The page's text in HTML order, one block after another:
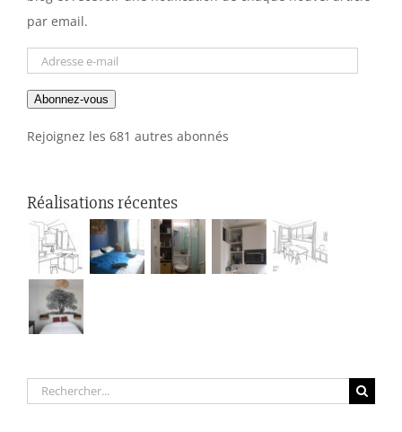
par email.
Adresse
mail
Abonnez-vous
Rejoignez les 681 autres abonnés
Réalisations récentes
Rechercher: